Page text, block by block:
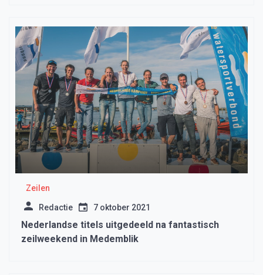
Zeilen
Redactie 7 oktober 2021
Nederlandse titels uitgedeeld na fantastisch
zeilweekend in Medemblik